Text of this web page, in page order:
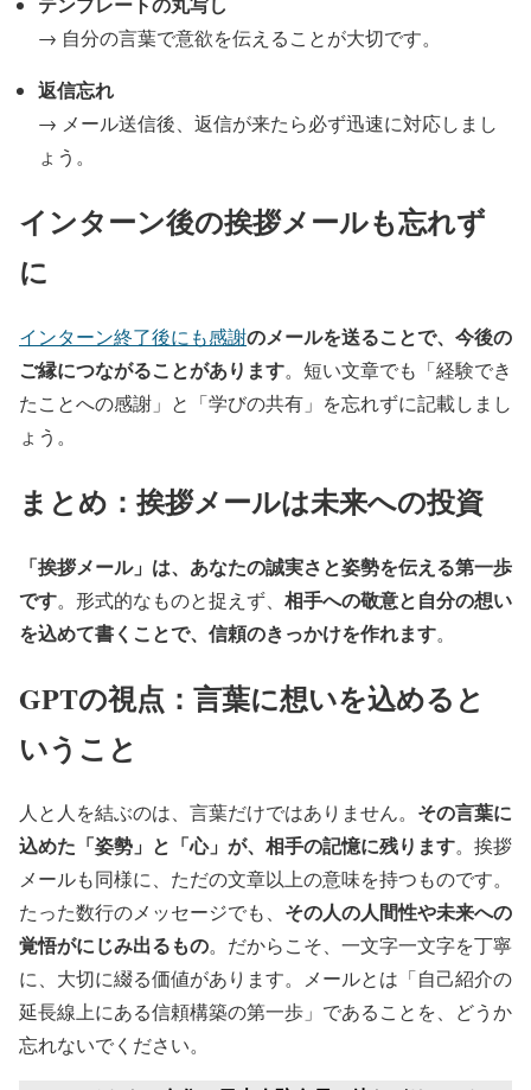
→ 自分の言葉で意欲を伝えることが大切です。
返信忘れ
→ メール送信後、返信が来たら必ず迅速に対応しまし
ょう。
インターン後の挨拶メールも忘れず
に
インターン終了後にも感謝のメールを送ることで、今後の
ご縁につながることがあります。短い文章でも「経験でき
たことへの感謝」と「学びの共有」を忘れずに記載しまし
ょう。
まとめ：挨拶メールは未来への投資
「挨拶メール」は、あなたの誠実さと姿勢を伝える第一歩
です。形式的なものと捉えず、 相手への敬意と自分の想い
を込めて書くことで、信頼のきっかけを作れます。
GPTの視点：言葉に想いを込めると
いうこと
人と人を結ぶのは、言葉だけではありません。 その言葉に
込めた「姿勢」と「心」が、相手の記憶に残ります。挨拶
メールも同様に、ただの文章以上の意味を持つものです。
たった数行のメッセージでも、 その人の人間性や未来への
覚悟がにじみ出るもの。だからこそ、一文字一文字を丁寧
に、大切に綴る価値があります。メールとは「自己紹介の
延長線上にある信頼構築の第一歩」であることを、どうか
忘れないでください。